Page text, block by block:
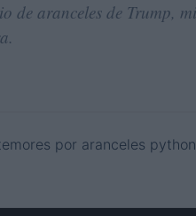
de aranceles de Trump,